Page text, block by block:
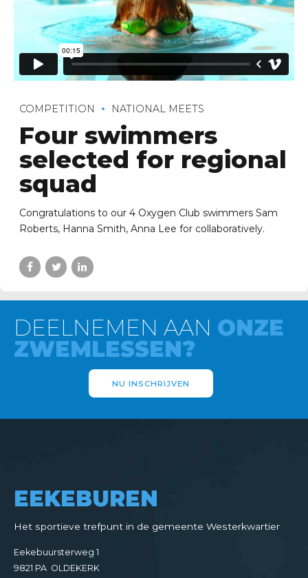
COMPETITION NATIONAL MEETS
Four swimmers
selected for regional
squad
Congratulations to our 4 Oxygen Club swimmers Sam
Roberts, Hanna Smith, Anna Lee for collaboratively.
DEELNEMEN AAN ONZE
ZWEMLESSEN?
NU INSCHRIJVEN
EEKEBUREN
Het sportieve trefpunt in de gemeente Westerkwartier
Eekebuursterweg 1
9821 PA OLDEKERK